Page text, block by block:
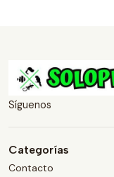
Síguenos
Categorías
Contacto